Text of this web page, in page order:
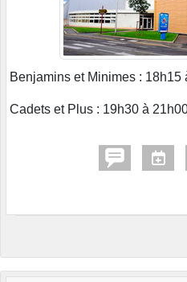
Benjamins et Minimes : 18h15
Cadets et Plus : 19h30 à